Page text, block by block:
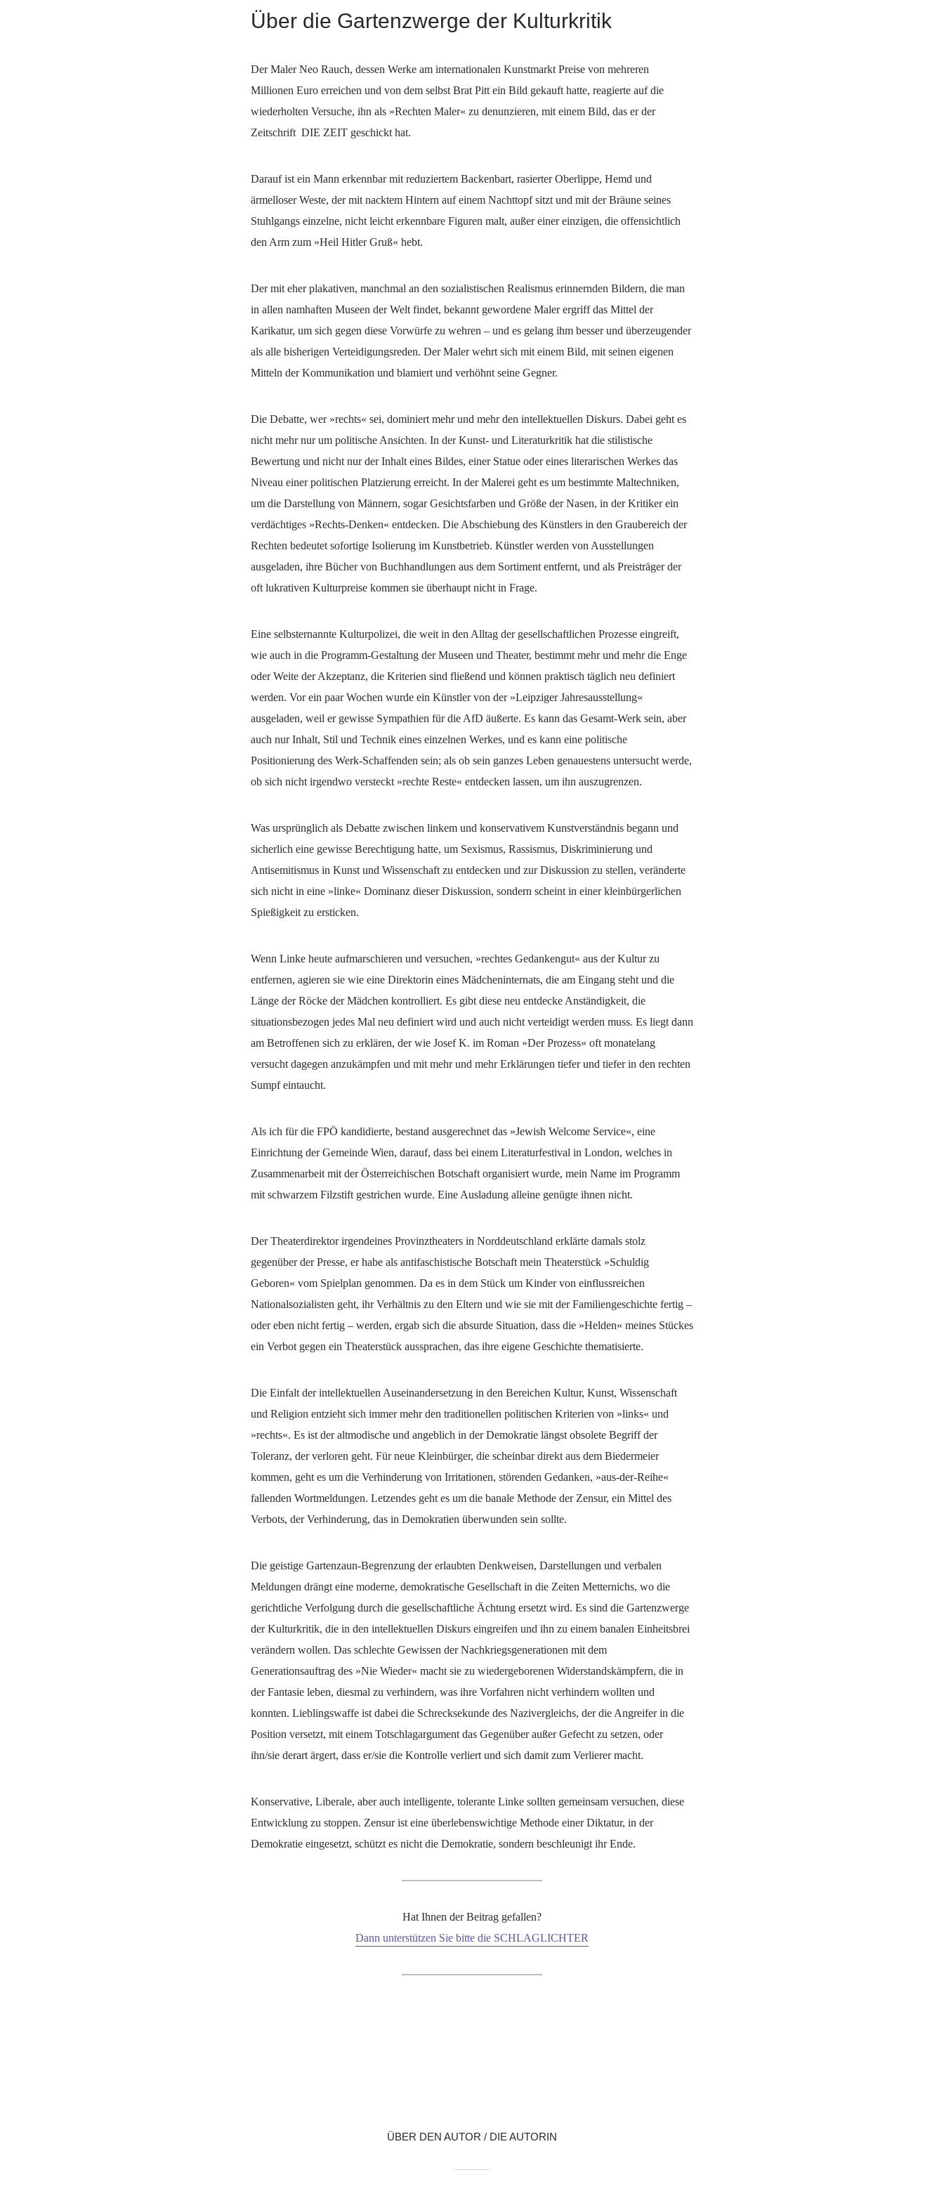
Über die Gartenzwerge der Kulturkritik
Der Maler Neo Rauch, dessen Werke am internationalen Kunstmarkt Preise von mehreren
Millionen Euro erreichen und von dem selbst Brat Pitt ein Bild gekauft hatte, reagierte auf die
wiederholten Versuche, ihn als »Rechten Maler« zu denunzieren, mit einem Bild, das er der
Zeitschrift DIE ZEIT geschickt hat.
Darauf ist ein Mann erkennbar mit reduziertem Backenbart, rasierter Oberlippe, Hemd und
ärmelloser Weste, der mit nacktem Hintern auf einem Nachttopf sitzt und mit der Bräune seines
Stuhlgangs einzelne, nicht leicht erkennbare Figuren malt, außer einer einzigen, die offensichtlich
den Arm zum »Heil Hitler Gruß« hebt.
Der mit eher plakativen, manchmal an den sozialistischen Realismus erinnernden Bildern, die man
in allen namhaften Museen der Welt findet, bekannt gewordene Maler ergriff das Mittel der
Karikatur, um sich gegen diese Vorwürfe zu wehren – und es gelang ihm besser und überzeugender
als alle bisherigen Verteidigungsreden. Der Maler wehrt sich mit einem Bild, mit seinen eigenen
Mitteln der Kommunikation und blamiert und verhöhnt seine Gegner.
Die Debatte, wer »rechts« sei, dominiert mehr und mehr den intellektuellen Diskurs. Dabei geht es
nicht mehr nur um politische Ansichten. In der Kunst- und Literaturkritik hat die stilistische
Bewertung und nicht nur der Inhalt eines Bildes, einer Statue oder eines literarischen Werkes das
Niveau einer politischen Platzierung erreicht. In der Malerei geht es um bestimmte Maltechniken,
um die Darstellung von Männern, sogar Gesichtsfarben und Größe der Nasen, in der Kritiker ein
verdächtiges »Rechts-Denken« entdecken. Die Abschiebung des Künstlers in den Graubereich der
Rechten bedeutet sofortige Isolierung im Kunstbetrieb. Künstler werden von Ausstellungen
ausgeladen, ihre Bücher von Buchhandlungen aus dem Sortiment entfernt, und als Preisträger der
oft lukrativen Kulturpreise kommen sie überhaupt nicht in Frage.
Eine selbsternannte Kulturpolizei, die weit in den Alltag der gesellschaftlichen Prozesse eingreift,
wie auch in die Programm-Gestaltung der Museen und Theater, bestimmt mehr und mehr die Enge
oder Weite der Akzeptanz, die Kriterien sind fließend und können praktisch täglich neu definiert
werden. Vor ein paar Wochen wurde ein Künstler von der »Leipziger Jahresausstellung«
ausgeladen, weil er gewisse Sympathien für die AfD äußerte. Es kann das Gesamt-Werk sein, aber
auch nur Inhalt, Stil und Technik eines einzelnen Werkes, und es kann eine politische
Positionierung des Werk-Schaffenden sein; als ob sein ganzes Leben genauestens untersucht werde,
ob sich nicht irgendwo versteckt »rechte Reste« entdecken lassen, um ihn auszugrenzen.
Was ursprünglich als Debatte zwischen linkem und konservativem Kunstverständnis begann und
sicherlich eine gewisse Berechtigung hatte, um Sexismus, Rassismus, Diskriminierung und
Antisemitismus in Kunst und Wissenschaft zu entdecken und zur Diskussion zu stellen, veränderte
sich nicht in eine »linke« Dominanz dieser Diskussion, sondern scheint in einer kleinbürgerlichen
Spießigkeit zu ersticken.
Wenn Linke heute aufmarschieren und versuchen, »rechtes Gedankengut« aus der Kultur zu
entfernen, agieren sie wie eine Direktorin eines Mädcheninternats, die am Eingang steht und die
Länge der Röcke der Mädchen kontrolliert. Es gibt diese neu entdecke Anständigkeit, die
situationsbezogen jedes Mal neu definiert wird und auch nicht verteidigt werden muss. Es liegt dann
am Betroffenen sich zu erklären, der wie Josef K. im Roman »Der Prozess« oft monatelang
versucht dagegen anzukämpfen und mit mehr und mehr Erklärungen tiefer und tiefer in den rechten
Sumpf eintaucht.
Als ich für die FPÖ kandidierte, bestand ausgerechnet das »Jewish Welcome Service«, eine
Einrichtung der Gemeinde Wien, darauf, dass bei einem Literaturfestival in London, welches in
Zusammenarbeit mit der Österreichischen Botschaft organisiert wurde, mein Name im Programm
mit schwarzem Filzstift gestrichen wurde. Eine Ausladung alleine genügte ihnen nicht.
Der Theaterdirektor irgendeines Provinztheaters in Norddeutschland erklärte damals stolz
gegenüber der Presse, er habe als antifaschistische Botschaft mein Theaterstück »Schuldig
Geboren« vom Spielplan genommen. Da es in dem Stück um Kinder von einflussreichen
Nationalsozialisten geht, ihr Verhältnis zu den Eltern und wie sie mit der Familiengeschichte fertig –
oder eben nicht fertig – werden, ergab sich die absurde Situation, dass die »Helden« meines Stückes
ein Verbot gegen ein Theaterstück aussprachen, das ihre eigene Geschichte thematisierte.
Die Einfalt der intellektuellen Auseinandersetzung in den Bereichen Kultur, Kunst, Wissenschaft
und Religion entzieht sich immer mehr den traditionellen politischen Kriterien von »links« und
»rechts«. Es ist der altmodische und angeblich in der Demokratie längst obsolete Begriff der
Toleranz, der verloren geht. Für neue Kleinbürger, die scheinbar direkt aus dem Biedermeier
kommen, geht es um die Verhinderung von Irritationen, störenden Gedanken, »aus-der-Reihe«
fallenden Wortmeldungen. Letzendes geht es um die banale Methode der Zensur, ein Mittel des
Verbots, der Verhinderung, das in Demokratien überwunden sein sollte.
Die geistige Gartenzaun-Begrenzung der erlaubten Denkweisen, Darstellungen und verbalen
Meldungen drängt eine moderne, demokratische Gesellschaft in die Zeiten Metternichs, wo die
gerichtliche Verfolgung durch die gesellschaftliche Ächtung ersetzt wird. Es sind die Gartenzwerge
der Kulturkritik, die in den intellektuellen Diskurs eingreifen und ihn zu einem banalen Einheitsbrei
verändern wollen. Das schlechte Gewissen der Nachkriegsgenerationen mit dem
Generationsauftrag des »Nie Wieder« macht sie zu wiedergeborenen Widerstandskämpfern, die in
der Fantasie leben, diesmal zu verhindern, was ihre Vorfahren nicht verhindern wollten und
konnten. Lieblingswaffe ist dabei die Schrecksekunde des Nazivergleichs, der die Angreifer in die
Position versetzt, mit einem Totschlagargument das Gegenüber außer Gefecht zu setzen, oder
ihn/sie derart ärgert, dass er/sie die Kontrolle verliert und sich damit zum Verlierer macht.
Konservative, Liberale, aber auch intelligente, tolerante Linke sollten gemeinsam versuchen, diese
Entwicklung zu stoppen. Zensur ist eine überlebenswichtige Methode einer Diktatur, in der
Demokratie eingesetzt, schützt es nicht die Demokratie, sondern beschleunigt ihr Ende.
Hat Ihnen der Beitrag gefallen?
Dann unterstützen Sie bitte die SCHLAGLICHTER
ÜBER DEN AUTOR / DIE AUTORIN